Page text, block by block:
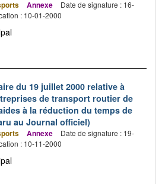
Annexe
Date de signature : 16-
: 10-01-2000
du 19 juillet 2000 relative à
de transport routier de
à la réduction du temps de
au Journal officiel)
Annexe
Date de signature : 19-
: 10-11-2000